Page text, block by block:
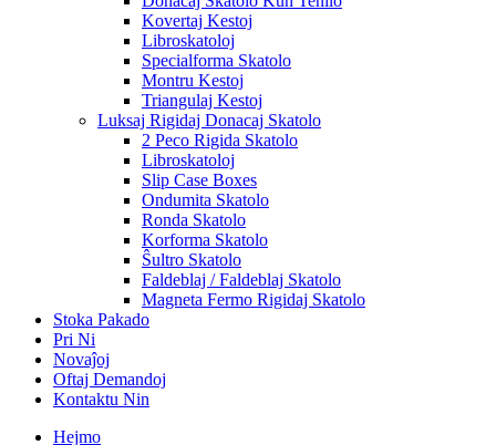
Kovertaj Kestoj
Libroskatoloj
Specialforma Skatolo
Montru Kestoj
Triangulaj Kestoj
Luksaj Rigidaj Donacaj Skatolo
2 Peco Rigida Skatolo
Libroskatoloj
Slip Case Boxes
Ondumita Skatolo
Ronda Skatolo
Korforma Skatolo
Ŝultro Skatolo
Faldeblaj / Faldeblaj Skatolo
Magneta Fermo Rigidaj Skatolo
Stoka Pakado
Pri Ni
Novaĵoj
Oftaj Demandoj
Kontaktu Nin
Hejmo